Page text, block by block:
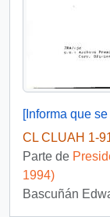
CL CLUAH 1-
Parte de
1994)
Bascuñán